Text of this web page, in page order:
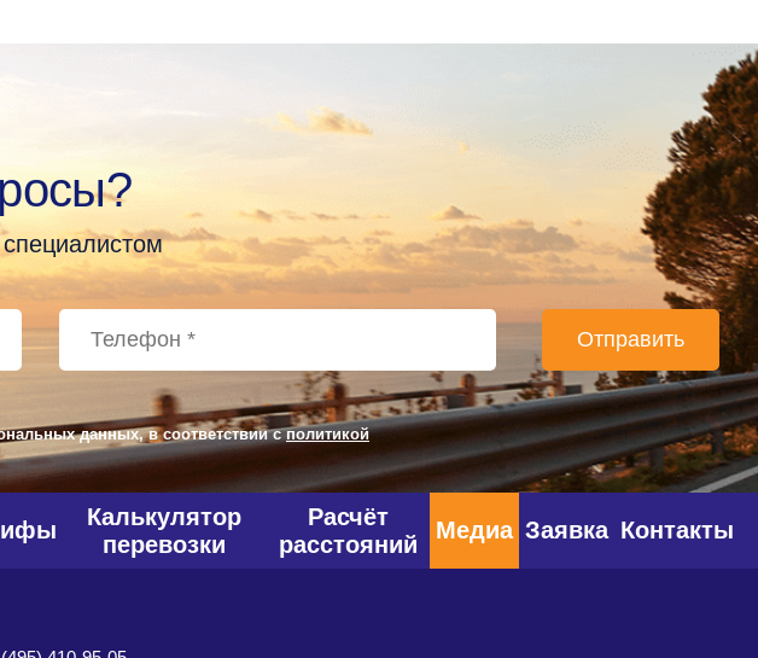
данных, в соответствии сполитикой
Калькулятор
перевозки
Расчёт
расстояний
Медиа Заявка Контакты